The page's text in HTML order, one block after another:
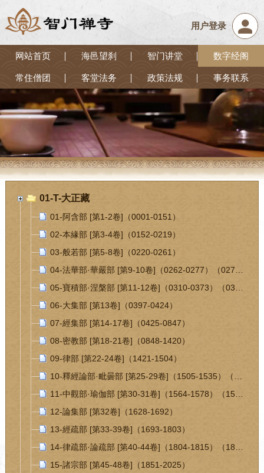
用户登录
网站首页 海邑望刹 智门讲堂 数字经阁
常住僧团 客堂法务 政策法规 事务联系
01-T-大正藏
01-阿含部 [第1-2卷]（0001-0151）
02-本緣部 [第3-4卷]（0152-0219）
03-般若部 [第5-8卷]（0220-0261）
06-大集部 [第13卷]（0397-0424）
07-經集部 [第14-17卷]（0425-0847）
08-密教部 [第18-21卷]（0848-1420）
09-律部 [第22-24卷]（1421-1504）
12-論集部 [第32卷]（1628-1692）
13-經疏部 [第33-39卷]（1693-1803）
15-諸宗部 [第45-48卷]（1851-2025）